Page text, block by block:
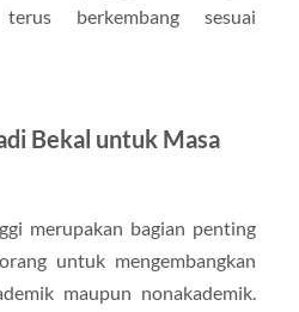
berkembang sesuai
Bekal untuk Masa
merupakan bagian penting
untuk mengembangkan
maupun nonakademik.